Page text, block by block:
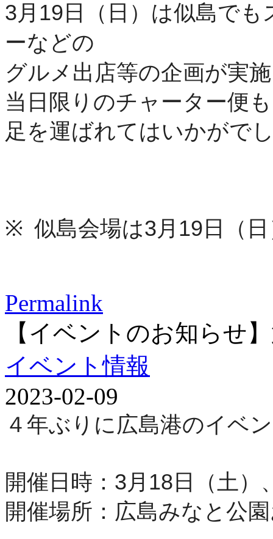
3月 19 日（日） は似島でも
ーなどの
グルメ出店等の企画が実
当日限りのチャーター便
足を運ばれてはいかがで
※ 似島会場は3月 19 日（
Permalink
【イベントのお知らせ
イベント情報
2023-02-09
４年ぶりに広島港のイベ
開催日時： 3月 18 日（土）
開催場所：広島みなと公